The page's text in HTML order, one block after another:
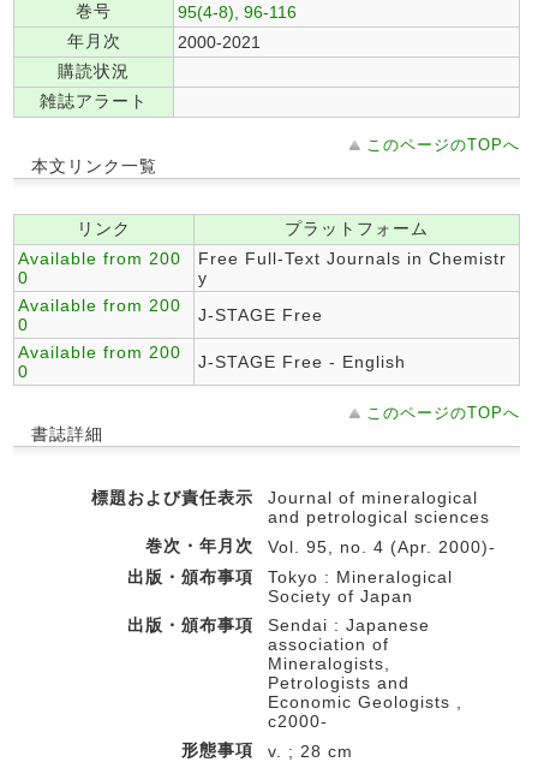
巻号
95(4-8), 96-116
年月次
2000-2021
購読状況
雑誌アラート
このページのTOPへ
本文リンク一覧
リンク
プラットフォーム
Available from 200
0
Free Full-Text Journals in Chemistr
y
Available from 200
0
J-STAGE Free
Available from 200
0
J-STAGE Free - English
このページのTOPへ
書誌詳細
標題および責任表示
Journal of mineralogical
and petrological sciences
巻次・年月次
Vol. 95, no. 4 (Apr. 2000)-
出版・頒布事項
Tokyo : Mineralogical
Society of Japan
出版・頒布事項
Sendai : Japanese
association of
Mineralogists,
Petrologists and
Economic Geologists ,
c2000-
形態事項
v. ; 28 cm